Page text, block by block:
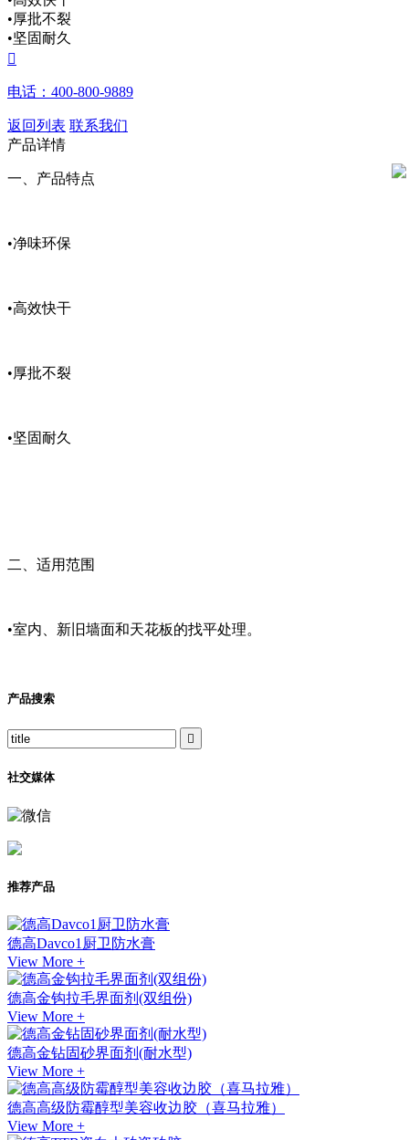
•厚批不裂
•坚固耐久

电话：400-800-9889
返回列表 联系我们
产品详情
一、产品特点
•净味环保
•高效快干
•厚批不裂
•坚固耐久
二、适用范围
•室内、新旧墙面和天花板的找平处理。
产品搜索

社交媒体
推荐产品
德高Davco1厨卫防水膏
View More +
德高金钩拉毛界面剂(双组份)
View More +
德高金钻固砂界面剂(耐水型)
View More +
德高高级防霉醇型美容收边胶（喜马拉雅）
View More +